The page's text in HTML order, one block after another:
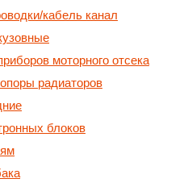
кабель канал
моторного отсека
радиаторов
блоков